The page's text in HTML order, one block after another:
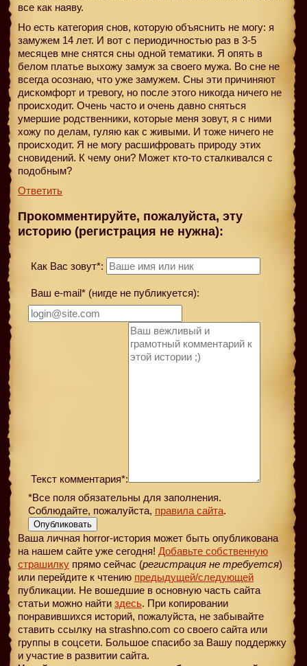
все как наяву.
Но есть категория снов, которую объяснить не могу: я
замужем 14 лет. И вот с периодичностью раз в 3-5
месяцев мне снятся сны одной тематики. Я опять в
белом платье выхожу замуж за своего мужа. Во сне не
всегда осознаю, что уже замужем. Сны эти причиняют
дискомфорт и тревогу, но после этого никогда ничего не
происходит. Очень часто и очень давно сняться
умершие родственники, которые меня зовут, я с ними
хожу по делам, гуляю как с живыми. И тоже ничего не
происходит. Я не могу расшифровать природу этих
сновидений. К чему они? Может кто-то сталкивался с
подобным?
Ответить
Прокомментируйте, пожалуйста, эту
историю (регистрация не нужна):
Как Вас зовут*:
Ваш e-mail* (нигде не публикуется):
Текст комментария*:
*Все поля обязательны для заполнения.
Соблюдайте, пожалуйста, правила сайта.
Опубликовать
Ваша личная horror-история может быть опубликована
на нашем сайте уже сегодня! Добавьте собственную
страшилку прямо сейчас (регистрация не требуется)
или перейдите к чтению предыдущей/следующей
публикации. Не вошедшие в основную часть сайта
статьи можно найти здесь. При копировании
понравившихся историй, пожалуйста, не забывайте
ставить ссылку на strashno.com со своего сайта или
группы в соцсети. Большое спасибо за Вашу поддержку
и участие в развитии сайта.